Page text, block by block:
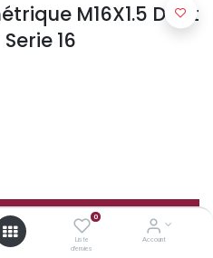
0
Liste
d'envies
Account
M16X1.5 Droit
16
au panier